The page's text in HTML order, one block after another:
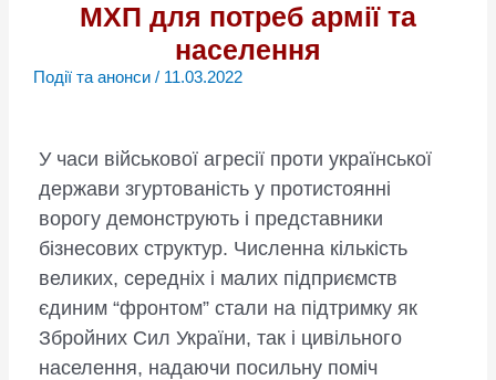
МХП для потреб армії та
населення
Події та анонси/ 11.03.2022
У часи військової агресії проти української
держави згуртованість у протистоянні
ворогу демонструють і представники
бізнесових структур. Численна кількість
великих, середніх і малих підприємств
єдиним “фронтом” стали на підтримку як
Збройних Сил України, так і цивільного
населення, надаючи посильну поміч